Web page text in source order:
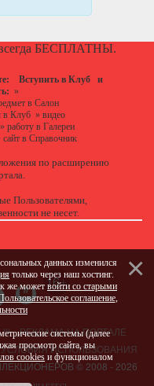
всегда БЕСПЛАТНЫ.
Вступить в Клуб
и
»
в Салон
в Клуб» видео
работу в Галереи
сайт в Справочник
по расширению
Пользователями,
не несет.
!!! РЕКЛАМА НА ПОРТАЛЕ
ИСПОЛЬЗОВАНИЯ
© 2008 - 2026
данных изменился
только через наш хостинг.
же может войти со старыми
соглашение,
системы (далее
просмотр сайта, вы
cookies и функционалом